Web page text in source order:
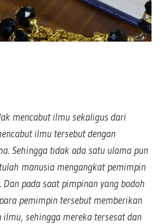
mencabut ilmu sekaligus dari
ilmu tersebut dengan
Sehingga tidak ada satu ulama pun
manusia mengangkat pemimpin
pada saat pimpinan yang bodoh
pemimpin tersebut memberikan
sehingga mereka tersesat dan